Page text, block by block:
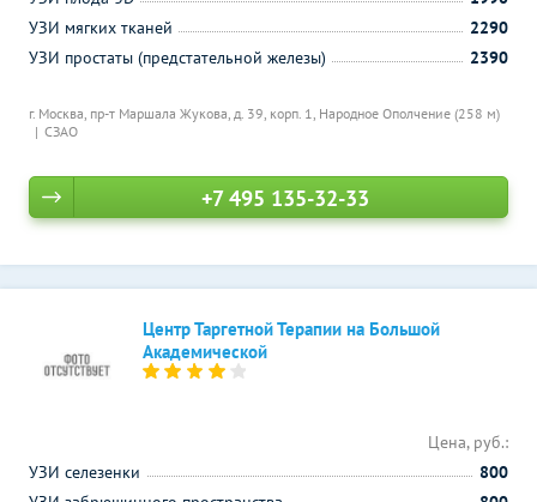
г. Москва, пр-т Маршала Жукова, д. 39, корп. 1, Народное Ополчение (258 м)
СЗАО
УЗИ мягких тканей
2290
УЗИ простаты (предстательной железы)
2390
+7 495 135-32-33
Центр Таргетной Терапии на Большой
Академической
Цена, руб.:
УЗИ селезенки
800